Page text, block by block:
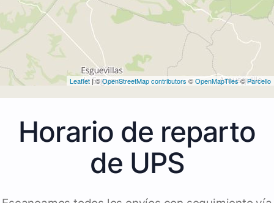
Leaflet | ©OpenStreetMap contributors ©OpenMapTiles©Parcello
Horario de reparto
de UPS